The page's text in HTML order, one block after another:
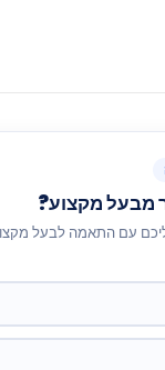
מבעל מקצוע?
עם התאמה לבעל